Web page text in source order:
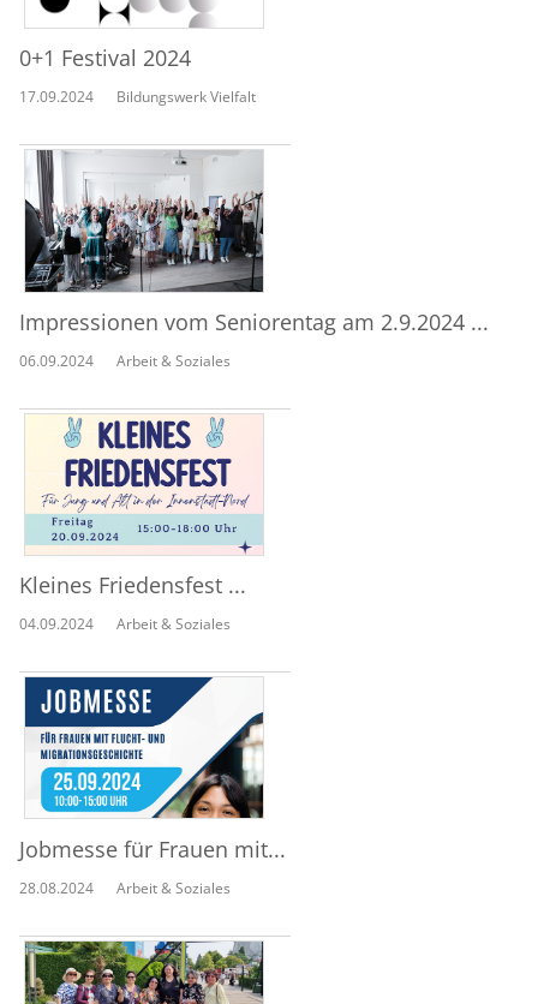
0+1 Festival 2024
17.09.2024 Bildungswerk Vielfalt
Impressionen vom Seniorentag am 2.9.2024 ...
06.09.2024 Arbeit & Soziales
Kleines Friedensfest ...
04.09.2024 Arbeit & Soziales
Jobmesse für Frauen mit...
28.08.2024 Arbeit & Soziales